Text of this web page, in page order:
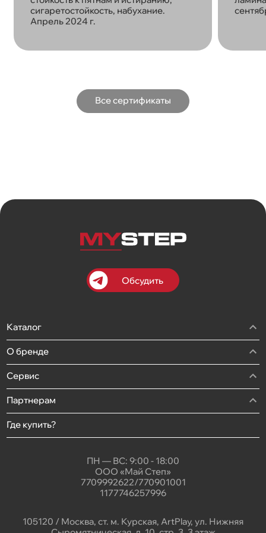
сигаретостойкость, набухание.
Апрель 2024 г.
Все сертификаты
Обсудить
Каталог
О бренде
Сервис
Партнерам
Где купить?
ПН — ВС: 9:00 - 18:00
ООО «Май Степ»
7709992622/770901001
1177746257996
105120 / Москва, ст. м. Курская, ArtPlay, ул. Нижняя